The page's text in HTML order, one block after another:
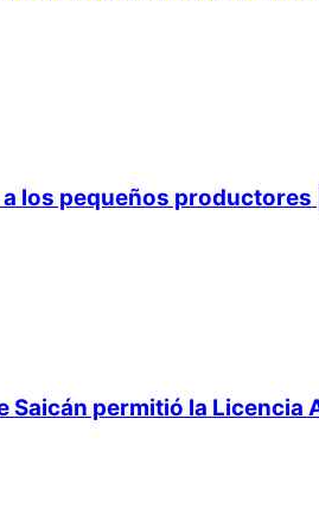
los pequeños productores
permitió la